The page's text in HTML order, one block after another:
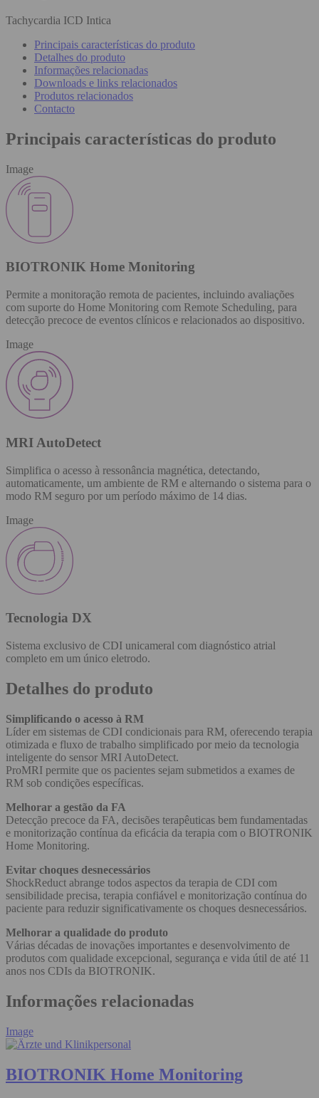
Tachycardia ICD Intica
Principais características do produto
Detalhes do produto
Informações relacionadas
Downloads e links relacionados
Produtos relacionados
Contacto
Principais características do produto
Image
BIOTRONIK Home Monitoring
Permite a monitoração remota de pacientes, incluindo avaliações
com suporte do Home Monitoring com Remote Scheduling, para
detecção precoce de eventos clínicos e relacionados ao dispositivo.
Image
MRI AutoDetect
Simplifica o acesso à ressonância magnética, detectando,
automaticamente, um ambiente de RM e alternando o sistema para o
modo RM seguro por um período máximo de 14 dias.
Image
Tecnologia DX
Sistema exclusivo de CDI unicameral com diagnóstico atrial
completo em um único eletrodo.
Detalhes do produto
Simplificando o acesso à RM
Líder em sistemas de CDI condicionais para RM, oferecendo terapia
otimizada e fluxo de trabalho simplificado por meio da tecnologia
inteligente do sensor MRI AutoDetect.
ProMRI permite que os pacientes sejam submetidos a exames de
RM sob condições específicas.
Melhorar a gestão da FA
Detecção precoce da FA, decisões terapêuticas bem fundamentadas
e monitorização contínua da eficácia da terapia com o BIOTRONIK
Home Monitoring.
Evitar choques desnecessários
ShockReduct abrange todos aspectos da terapia de CDI com
sensibilidade precisa, terapia confiável e monitorização contínua do
paciente para reduzir significativamente os choques desnecessários.
Melhorar a qualidade do produto
Várias décadas de inovações importantes e desenvolvimento de
produtos com qualidade excepcional, segurança e vida útil de até 11
anos nos CDIs da BIOTRONIK.
Informações relacionadas
Image
BIOTRONIK Home Monitoring